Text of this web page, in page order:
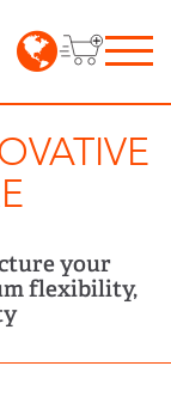
your
flexibility,